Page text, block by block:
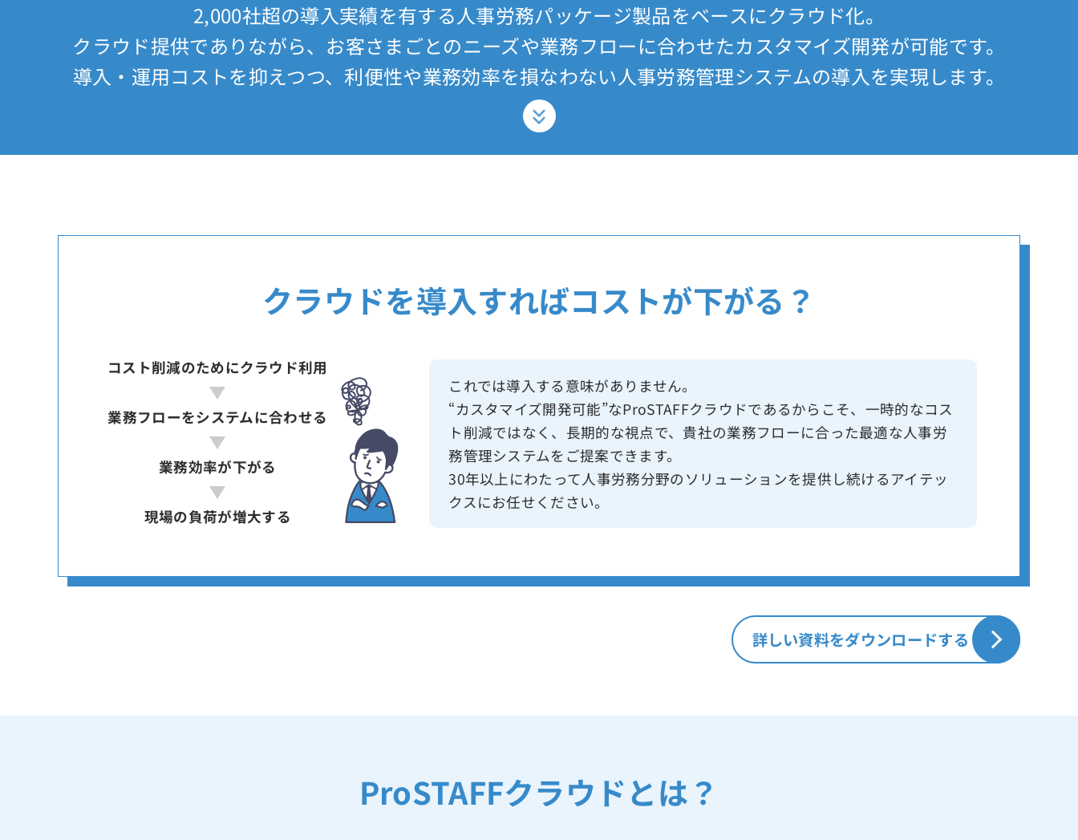
2,000社超の導入実績を有する人事労務パッケージ製品をベースにクラウド化。
クラウド提供でありながら、お客さまごとのニーズや業務フローに合わせたカスタマイズ開発が可能です。
導入・運用コストを抑えつつ、利便性や業務効率を損なわない人事労務管理システムの導入を実現します。
クラウドを導入すればコストが下がる？
コスト削減のためにクラウド利用
業務フローをシステムに合わせる
業務効率が下がる
現場の負荷が増大する
これでは導入する意味がありません。
“カスタマイズ開発可能”なProSTAFFクラウドであるからこそ、一時的なコス
ト削減ではなく、長期的な視点で、貴社の業務フローに合った最適な人事労
務管理システムをご提案できます。
30年以上にわたって人事労務分野のソリューションを提供し続けるアイテッ
クスにお任せください。
詳しい資料をダウンロードする
ProSTAFFクラウドとは？